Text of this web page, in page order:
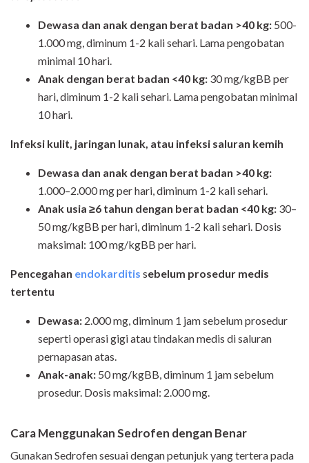
Dewasa dan anak dengan berat badan >40 kg: 500-
1.000 mg, diminum 1-2 kali sehari. Lama pengobatan
minimal 10 hari.
Anak dengan berat badan <40 kg: 30 mg/kgBB per
hari, diminum 1-2 kali sehari. Lama pengobatan minimal
10 hari.
Infeksi kulit, jaringan lunak, atau infeksi saluran kemih
Dewasa dan anak dengan berat badan >40 kg:
1.000–2.000 mg per hari, diminum 1-2 kali sehari.
Anak usia ≥6 tahun dengan berat badan <40 kg: 30–
50 mg/kgBB per hari, diminum 1-2 kali sehari. Dosis
maksimal: 100 mg/kgBB per hari.
Pencegahan endokarditis sebelum prosedur medis
tertentu
Dewasa: 2.000 mg, diminum 1 jam sebelum prosedur
seperti operasi gigi atau tindakan medis di saluran
pernapasan atas.
Anak-anak: 50 mg/kgBB, diminum 1 jam sebelum
prosedur. Dosis maksimal: 2.000 mg.
Cara Menggunakan Sedrofen dengan Benar
Gunakan Sedrofen sesuai dengan petunjuk yang tertera pada